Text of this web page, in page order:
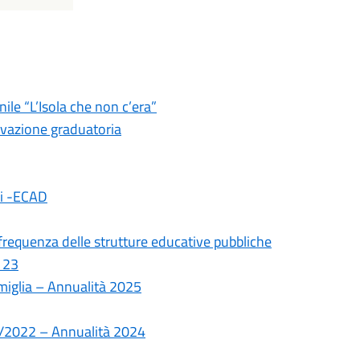
“L’Isola che non c’era”
graduatoria
-ECAD
delle strutture educative pubbliche
– Annualità 2025
2022 – Annualità 2024